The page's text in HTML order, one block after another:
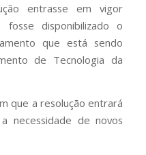
entrasse em vigor
disponibilizado o
que está sendo
de Tecnologia da
que a resolução entrará
necessidade de novos